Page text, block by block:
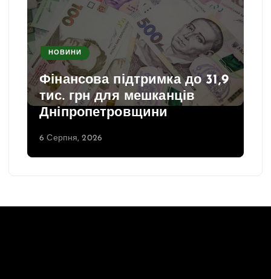
НОВИНИ
Фінансова підтримка до 31,9
тис. грн для мешканців
Дніпропетровщини
6 Серпня, 2026